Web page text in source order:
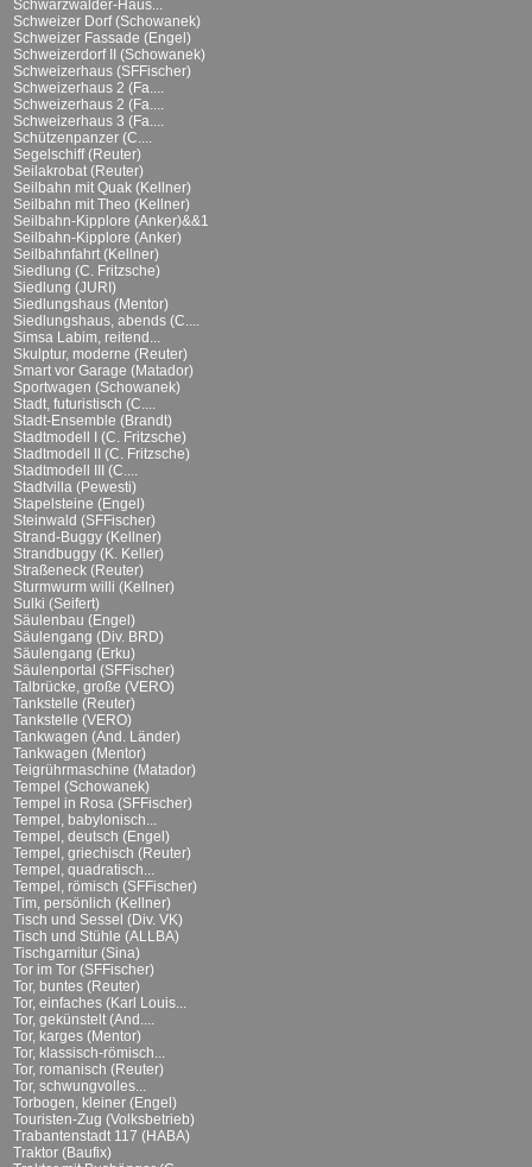
Schwarzwälder-Haus...
Schweizer Dorf (Schowanek)
Schweizer Fassade (Engel)
Schweizerdorf II (Schowanek)
Schweizerhaus (SFFischer)
Schweizerhaus 2 (Fa....
Schweizerhaus 2 (Fa....
Schweizerhaus 3 (Fa....
Schützenpanzer (C....
Segelschiff (Reuter)
Seilakrobat (Reuter)
Seilbahn mit Quak (Kellner)
Seilbahn mit Theo (Kellner)
Seilbahn-Kipplore (Anker)&&1
Seilbahn-Kipplore (Anker)
Seilbahnfahrt (Kellner)
Siedlung (C. Fritzsche)
Siedlung (JURI)
Siedlungshaus (Mentor)
Siedlungshaus, abends (C....
Simsa Labim, reitend...
Skulptur, moderne (Reuter)
Smart vor Garage (Matador)
Sportwagen (Schowanek)
Stadt, futuristisch (C....
Stadt-Ensemble (Brandt)
Stadtmodell I (C. Fritzsche)
Stadtmodell II (C. Fritzsche)
Stadtmodell III (C....
Stadtvilla (Pewesti)
Stapelsteine (Engel)
Steinwald (SFFischer)
Strand-Buggy (Kellner)
Strandbuggy (K. Keller)
Straßeneck (Reuter)
Sturmwurm willi (Kellner)
Sulki (Seifert)
Säulenbau (Engel)
Säulengang (Div. BRD)
Säulengang (Erku)
Säulenportal (SFFischer)
Talbrücke, große (VERO)
Tankstelle (Reuter)
Tankstelle (VERO)
Tankwagen (And. Länder)
Tankwagen (Mentor)
Teigrührmaschine (Matador)
Tempel (Schowanek)
Tempel in Rosa (SFFischer)
Tempel, babylonisch...
Tempel, deutsch (Engel)
Tempel, griechisch (Reuter)
Tempel, quadratisch...
Tempel, römisch (SFFischer)
Tim, persönlich (Kellner)
Tisch und Sessel (Div. VK)
Tisch und Stühle (ALLBA)
Tischgarnitur (Sina)
Tor im Tor (SFFischer)
Tor, buntes (Reuter)
Tor, einfaches (Karl Louis...
Tor, gekünstelt (And....
Tor, karges (Mentor)
Tor, klassisch-römisch...
Tor, romanisch (Reuter)
Tor, schwungvolles...
Torbogen, kleiner (Engel)
Touristen-Zug (Volksbetrieb)
Trabantenstadt 117 (HABA)
Traktor (Baufix)